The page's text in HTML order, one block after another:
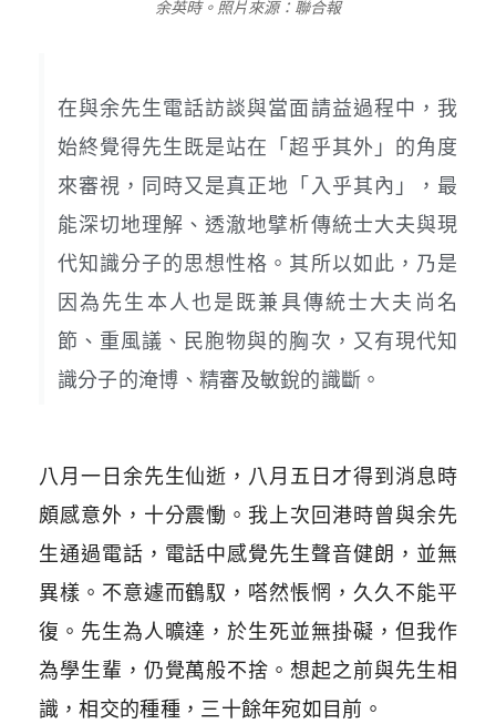
余英時。照片來源：聯合報
在與余先生電話訪談與當面請益過程中，我
始終覺得先生既是站在「超乎其外」的角度
來審視，同時又是真正地「入乎其內」，最
能深切地理解、透澈地擘析傳統士大夫與現
代知識分子的思想性格。其所以如此，乃是
因為先生本人也是既兼具傳統士大夫尚名
節、重風議、民胞物與的胸次，又有現代知
識分子的淹博、精審及敏銳的識斷。​
八月一日余先生仙逝，八月五日才得到消息時
頗感意外，十分震慟。我上次回港時曾與余先
生通過電話，電話中感覺先生聲音健朗，並無
異樣。不意遽而鶴馭，嗒然悵惘，久久不能平
復。先生為人曠達，於生死並無掛礙，但我作
為學生輩，仍覺萬般不捨。想起之前與先生相
識，相交的種種，三十餘年宛如目前。